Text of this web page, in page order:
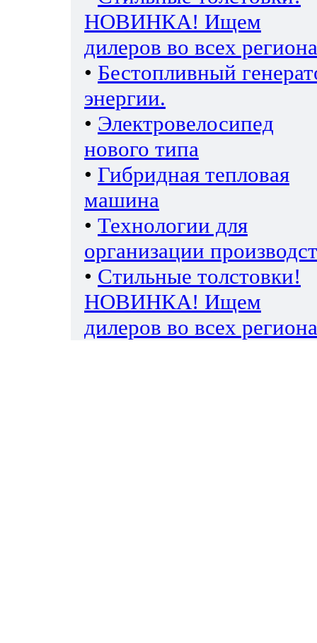
НОВИНКА! Ищем
дилеров во всех
• Бестопливный
энергии.
• Электровелосипед
нового типа
• Гибридная тепловая
машина
• Технологии для
организации
• Стильные толстовки!
НОВИНКА! Ищем
дилеров во всех